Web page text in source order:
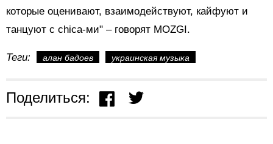
которые оценивают, взаимодействуют, кайфуют и
танцуют с сhica-ми" – говорят MOZGI.
Теги: алан бадоев украинская музыка
Поделиться: